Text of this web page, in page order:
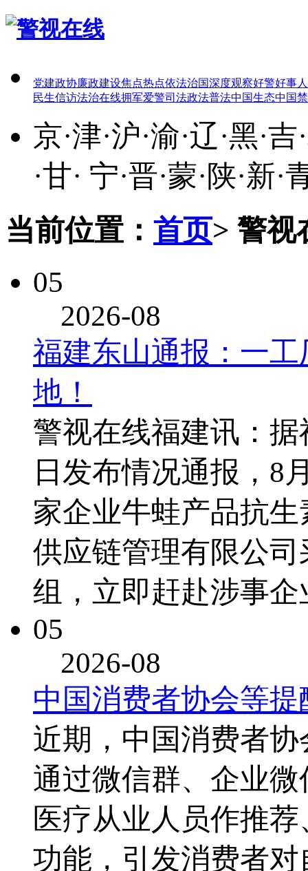
党建政协廉政建设焦点热点依法治国深度观察好警好事
民生信访法治在线拥军爱警司法政法普法中国生态中国
京·津·沪·渝·辽 ·黑·吉·
·甘· 宁·晋·蒙·陕·新·
当前位置： 首页> 警视
05
2026-08
福建东山通报：一
地！
警视在线福建讯：
日发布情况通报，8
家企业牛蛙产品抗
供应链管理有限公
组，立即赶赴涉事
05
2026-08
中国消费者协会等
近期，中国消费者
通过微信群、企业
医疗从业人员作推
功能，引发消费者